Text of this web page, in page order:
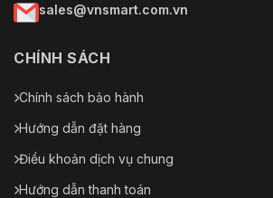
sales@vnsmart.com.vn
CHÍNH SÁCH
Chính sách bảo hành
Hướng dẫn đặt hàng
Điều khoản dịch vụ chung
Hướng dẫn thanh toán